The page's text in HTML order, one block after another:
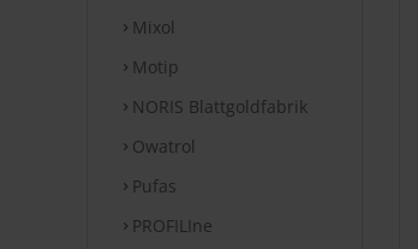
Mixol
Motip
NORIS Blattgoldfabrik
Owatrol
Pufas
PROFILIne